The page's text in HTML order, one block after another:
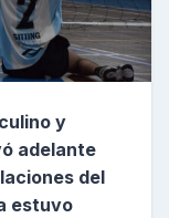
y
adelante
del
estuvo